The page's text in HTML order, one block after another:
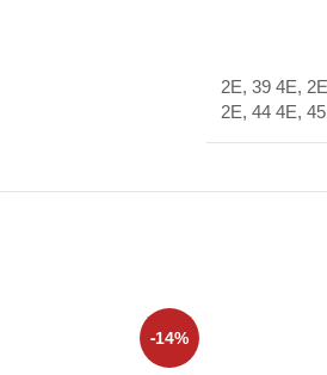
39 2E, 39
2E, 44 4E,
-14%